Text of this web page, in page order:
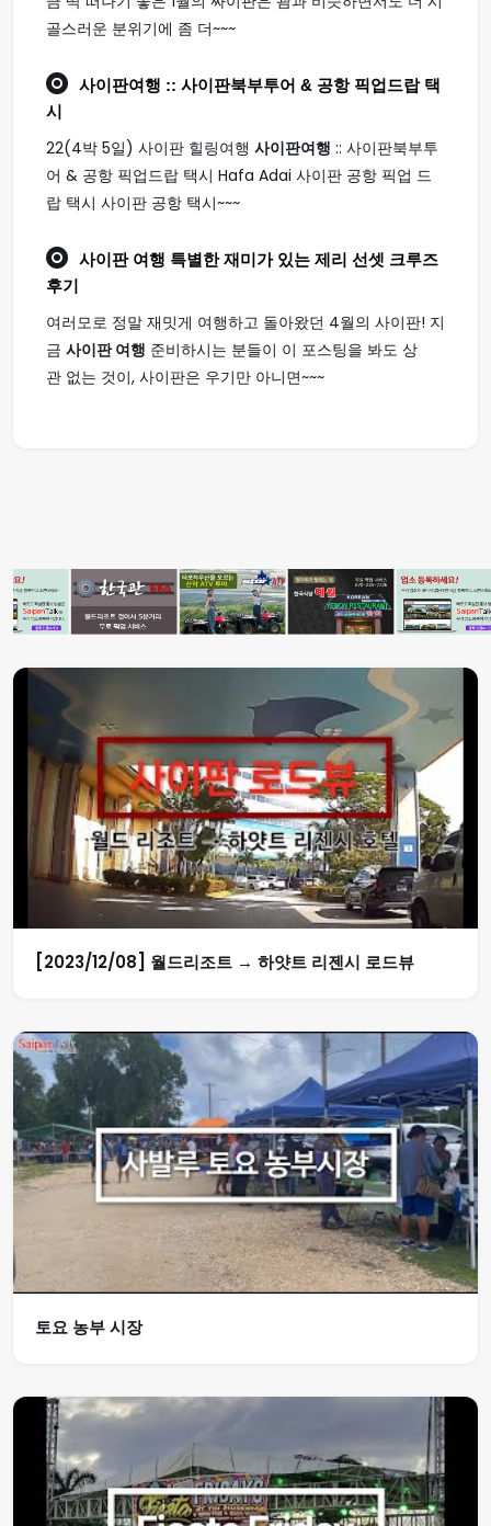
골스러운 분위기에 좀 더~~~
사이판여행 :: 사이판북부투어 & 공항 픽업드랍 택
시
22(4박 5일) 사이판 힐링여행 사이판여행 :: 사이판북부투
어 & 공항 픽업드랍 택시 Hafa Adai 사이판 공항 픽업 드
랍 택시 사이판 공항 택시~~~
사이판 여행 특별한 재미가 있는 제리 선셋 크루즈
후기
여러모로 정말 재밋게 여행하고 돌아왔던 4월의 사이판! 지
금 사이판 여행 준비하시는 분들이 이 포스팅을 봐도 상
관 없는 것이, 사이판은 우기만 아니면~~~
[2023/12/08] 월드리조트 → 하얏트 리젠시 로드뷰
토요 농부 시장